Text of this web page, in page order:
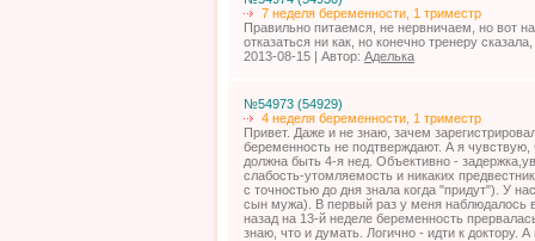
7 неделя беременности, 1 триместр
Правильно питаемся, не нервничаем, но вот
отказаться ни как, но конечно тренеру
2013-08-15 | Автор: Аделька
№54973 (54929)
4 неделя беременности, 1 триместр
Привет. Даже и не знаю, зачем
беременность не подтверждают. А я
должна быть 4-я нед. Объективно -
слабость-утомляемость и никаких
с точностью до дня знала когда "придут"). У
сын мужа). В первый раз у меня наблюдалось
назад на 13-й неделе беременность
знаю, что и думать. Логично - идти к доктору.